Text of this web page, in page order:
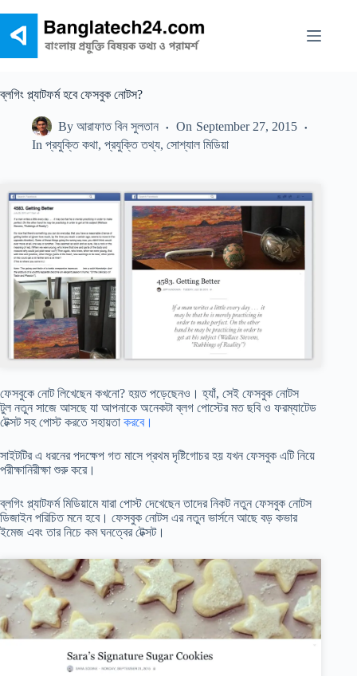
content
ব্লগিং প্ল্যাটফর্ম হবে ফেসবুক নোটস?
By আরাফাত বিন সুলতান On September 27, 2015
In প্রযুক্তি কথা,প্রযুক্তি তথ্য,সোশ্যাল মিডিয়া
ফেসবুকে নোট লিখেছেন কখনো? হয়ত পড়েছেনও। হ্যাঁ, সেই ফেসবুক নোটস
টুল নতুন সাজে আসছে যা আপনাকে অনেকটা ব্লগ পোস্টের মত ছবি ও ফরম্যাটেড
টেক্সট সহ পোস্ট করতে সহায়তা করবে।
সাইটটির এ ধরনের পদক্ষেপ গত মাসে প্রথম দৃষ্টিগোচর হয় যখন ফেসবুক এটি নিয়ে
পরীক্ষানিরীক্ষা শুরু করে।
ব্লগিং প্ল্যাটফর্ম মিডিয়ামে যারা পোস্ট দেখেছেন তাদের নিকট নতুন ফেসবুক নোটস
ডিজাইন পরিচিত মনে হবে। ফেসবুক নোটস এর নতুন ভার্সনে আছে বড় কভার
ইমেজ এবং তার নিচে কম ঘনত্বের টেক্সট।